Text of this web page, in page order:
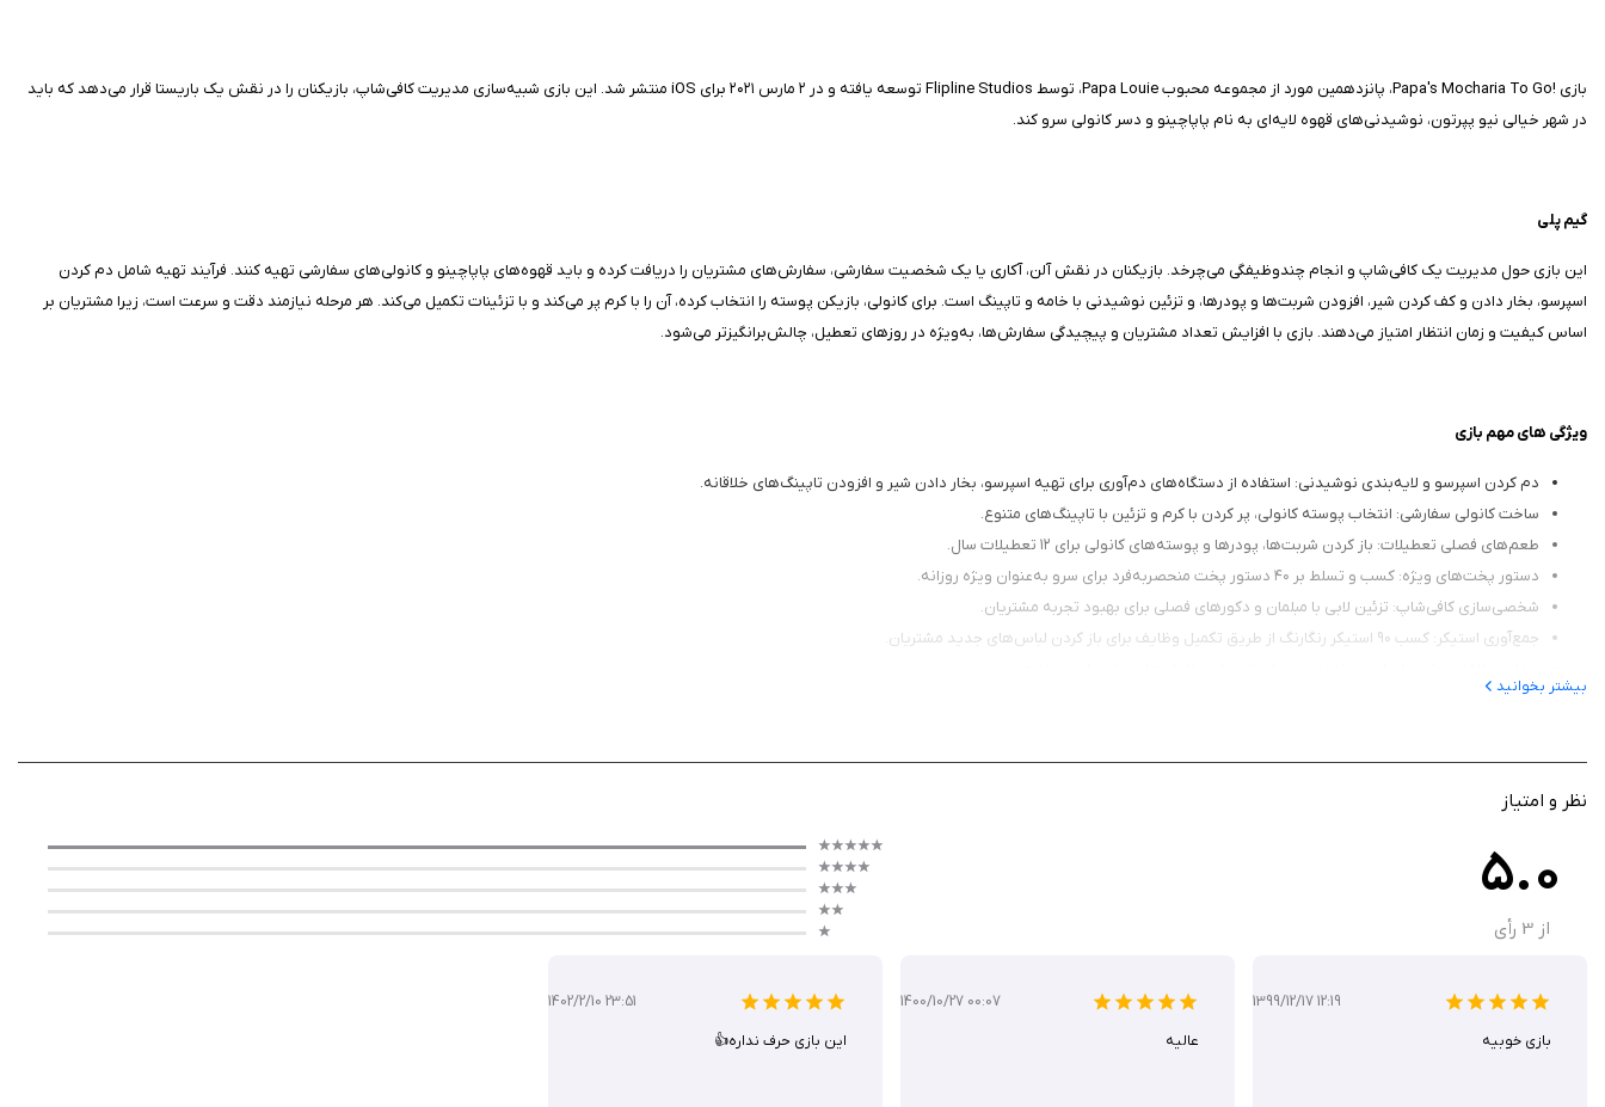
بازی !Papa's Mocharia To Go، پانزدهمین مورد از مجموعه محبوب Papa Louie، توسط Flipline Studios توسعه یافته و در ۲ مارس ۲۰۲۱ برای iOS منتشر شد. این بازی شبیه‌سازی مدیریت کافی‌شاپ، بازیکنان را در نقش یک باریستا قرار می‌دهد که باید
در شهر خیالی نیو پپرتون، نوشیدنی‌های قهوه لایه‌ای به نام پاپاچینو و دسر کانولی سرو کند.
گیم‌ پلی
این بازی حول مدیریت یک کافی‌شاپ و انجام چندوظیفگی می‌چرخد. بازیکنان در نقش آلن، آکاری یا یک شخصیت سفارشی، سفارش‌های مشتریان را دریافت کرده و باید قهوه‌های پاپاچینو و کانولی‌های سفارشی تهیه کنند. فرآیند تهیه شامل دم کردن
اسپرسو، بخار دادن و کف کردن شیر، افزودن شربت‌ها و پودرها، و تزئین نوشیدنی با خامه و تاپینگ است. برای کانولی، بازیکن پوسته را انتخاب کرده، آن را با کرم پر می‌کند و با تزئینات تکمیل می‌کند. هر مرحله نیازمند دقت و سرعت است، زیرا مشتریان بر
اساس کیفیت و زمان انتظار امتیاز می‌دهند. بازی با افزایش تعداد مشتریان و پیچیدگی سفارش‌ها، به‌ویژه در روزهای تعطیل، چالش‌برانگیزتر می‌شود.
ویژگی‌ های مهم بازی
دم کردن اسپرسو و لایه‌بندی نوشیدنی: استفاده از دستگاه‌های دم‌آوری برای تهیه اسپرسو، بخار دادن شیر و افزودن تاپینگ‌های خلاقانه.
ساخت کانولی سفارشی: انتخاب پوسته کانولی، پر کردن با کرم و تزئین با تاپینگ‌های متنوع.
طعم‌های فصلی تعطیلات: باز کردن شربت‌ها، پودرها و پوسته‌های کانولی برای ۱۲ تعطیلات سال.
دستور پخت‌های ویژه: کسب و تسلط بر ۴۰ دستور پخت منحصربه‌فرد برای سرو به‌عنوان ویژه روزانه.
شخصی‌سازی کافی‌شاپ: تزئین لابی با مبلمان و دکورهای فصلی برای بهبود تجربه مشتریان.
جمع‌آوری استیکر: کسب ۹۰ استیکر رنگارنگ از طریق تکمیل وظایف برای باز کردن لباس‌های جدید مشتریان.
شخصیت‌های متنوع: سرو ۱۳۵ مشتری با سفارش‌های منحصربه‌فرد و امکان شخصی‌سازی ظاهر باریستا.
گرافیک رنگارنگ: طراحی دوبعدی جذاب با انیمیشن‌های شاد و شخصیت‌های خاطره‌انگیز.
بازی !Papa's Mocharia To Go با گیم‌پلی اعتیادآور و ترکیبی از مدیریت زمان و خلاقیت، یکی از برجسته‌ترین بازی‌ها سری Papa Louie برای آیفون است. این بازی با چالش‌های متنوع، داستان سرگرم‌کننده مستند و امکان شخصی‌سازی، هم برای طرفداران
قدیمی و هم برای بازیکنان جدید جذاب است. اگر به بازی‌های شبیه‌سازی رستوران با طعم نوستالژی و پیچیدگی‌های مدرن علاقه دارید، این بازی تجربه‌ای لذت‌بخش و ارزشمند است که ساعت‌ها شما را سرگرم خواهد کرد. قیمت این بازی در اپ استور ۲ دلار
است اما در سیب ایرانی این بازی برای شما رایگان است.
بیشتر بخوانید
نظر و امتیاز
5.0
از3 رأی
1399/12/17 12:19
بازی خوبیه
1400/10/27 00:07
عالیه
1402/2/10 23:51
این بازی حرف نداره👍